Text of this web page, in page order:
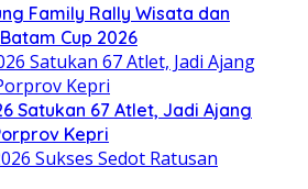
Family Rally Wisata dan
Cup 2026
Satukan 67 Atlet, Jadi Ajang
Kepri